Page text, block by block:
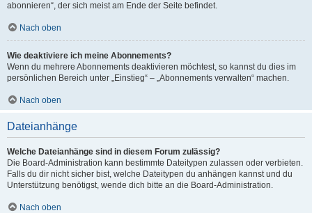
abonnieren“, der sich meist am Ende der Seite befindet.
Nach oben
Wie deaktiviere ich meine Abonnements?
Wenn du mehrere Abonnements deaktivieren möchtest, so kannst du dies im
persönlichen Bereich unter „Einstieg“ – „Abonnements verwalten“ machen.
Nach oben
Dateianhänge
Welche Dateianhänge sind in diesem Forum zulässig?
Die Board-Administration kann bestimmte Dateitypen zulassen oder verbieten.
Falls du dir nicht sicher bist, welche Dateitypen du anhängen kannst und du
Unterstützung benötigst, wende dich bitte an die Board-Administration.
Nach oben